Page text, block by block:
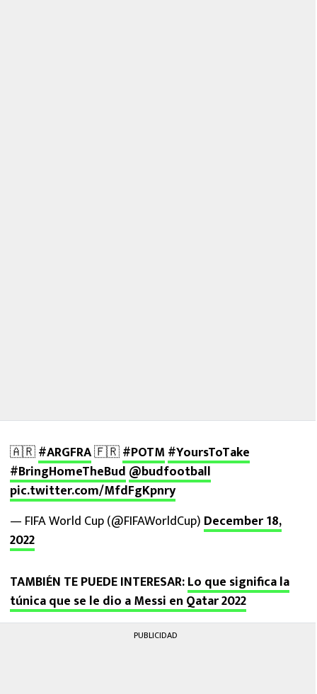
🇦🇷#ARGFRA🇫🇷#POTM #YoursToTake
#BringHomeTheBud @budfootball
pic.twitter.com/MfdFgKpnry
— FIFA World Cup (@FIFAWorldCup) December 18,
2022
TAMBIÉN TE PUEDE INTERESAR:Lo que significa la
túnica que se le dio a Messi en Qatar 2022
PUBLICIDAD